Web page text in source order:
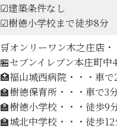
☑建築条件なし
☑樹徳小学校まで徒歩8分
🛒オンリーワン木之庄店・
🏪セブンイレブン本庄町中
🏥福山城西病院・・・車で
🏫樹徳保育所・・・車で3
🏫樹徳小学校・・・徒歩9
🏫城北中学校・・・徒歩12